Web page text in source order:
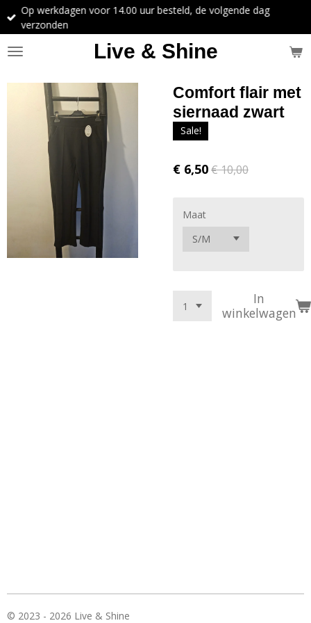
Ga
direct
de
Live & Shine
Op werkdagen voor 14.00 uur besteld, de volgende dag
verzonden
Comfort flair met
siernaad zwart
Sale!
€ 6,50€ 10,00
Maat
In
winkelwagen
© 2023 - 2026 Live & Shine